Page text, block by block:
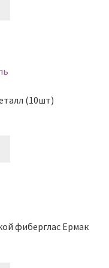
(10шт)
фиберглас Ермак